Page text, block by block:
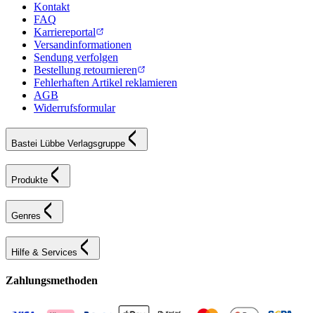
Kontakt
FAQ
Karriereportal
Versandinformationen
Sendung verfolgen
Bestellung retournieren
Fehlerhaften Artikel reklamieren
AGB
Widerrufsformular
Bastei Lübbe Verlagsgruppe
Produkte
Genres
Hilfe & Services
Zahlungsmethoden